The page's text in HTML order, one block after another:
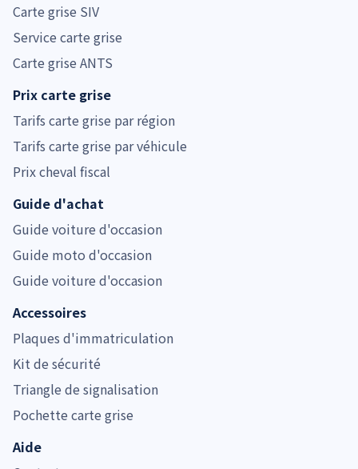
Carte grise SIV
Service carte grise
Carte grise ANTS
Prix carte grise
Tarifs carte grise par région
Tarifs carte grise par véhicule
Prix cheval fiscal
Guide d'achat
Guide voiture d'occasion
Guide moto d'occasion
Guide voiture d'occasion
Accessoires
Plaques d'immatriculation
Kit de sécurité
Triangle de signalisation
Pochette carte grise
Aide